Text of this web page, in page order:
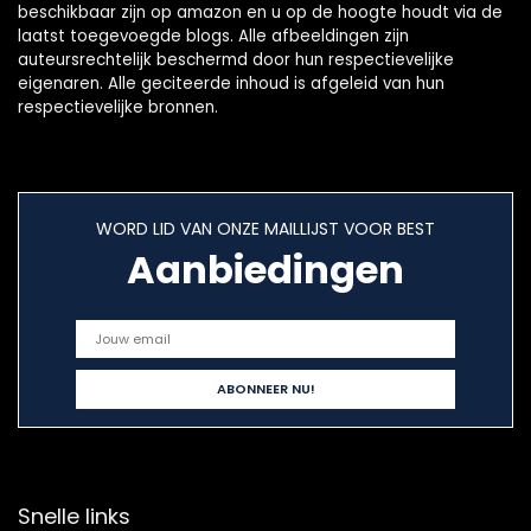
beschikbaar zijn op amazon en u op de hoogte houdt via de
laatst toegevoegde blogs. Alle afbeeldingen zijn
auteursrechtelijk beschermd door hun respectievelijke
eigenaren. Alle geciteerde inhoud is afgeleid van hun
respectievelijke bronnen.
WORD LID VAN ONZE MAILLIJST VOOR BEST
Aanbiedingen
Snelle links